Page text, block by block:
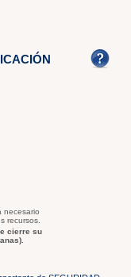
necesario
recursos.
cierre su